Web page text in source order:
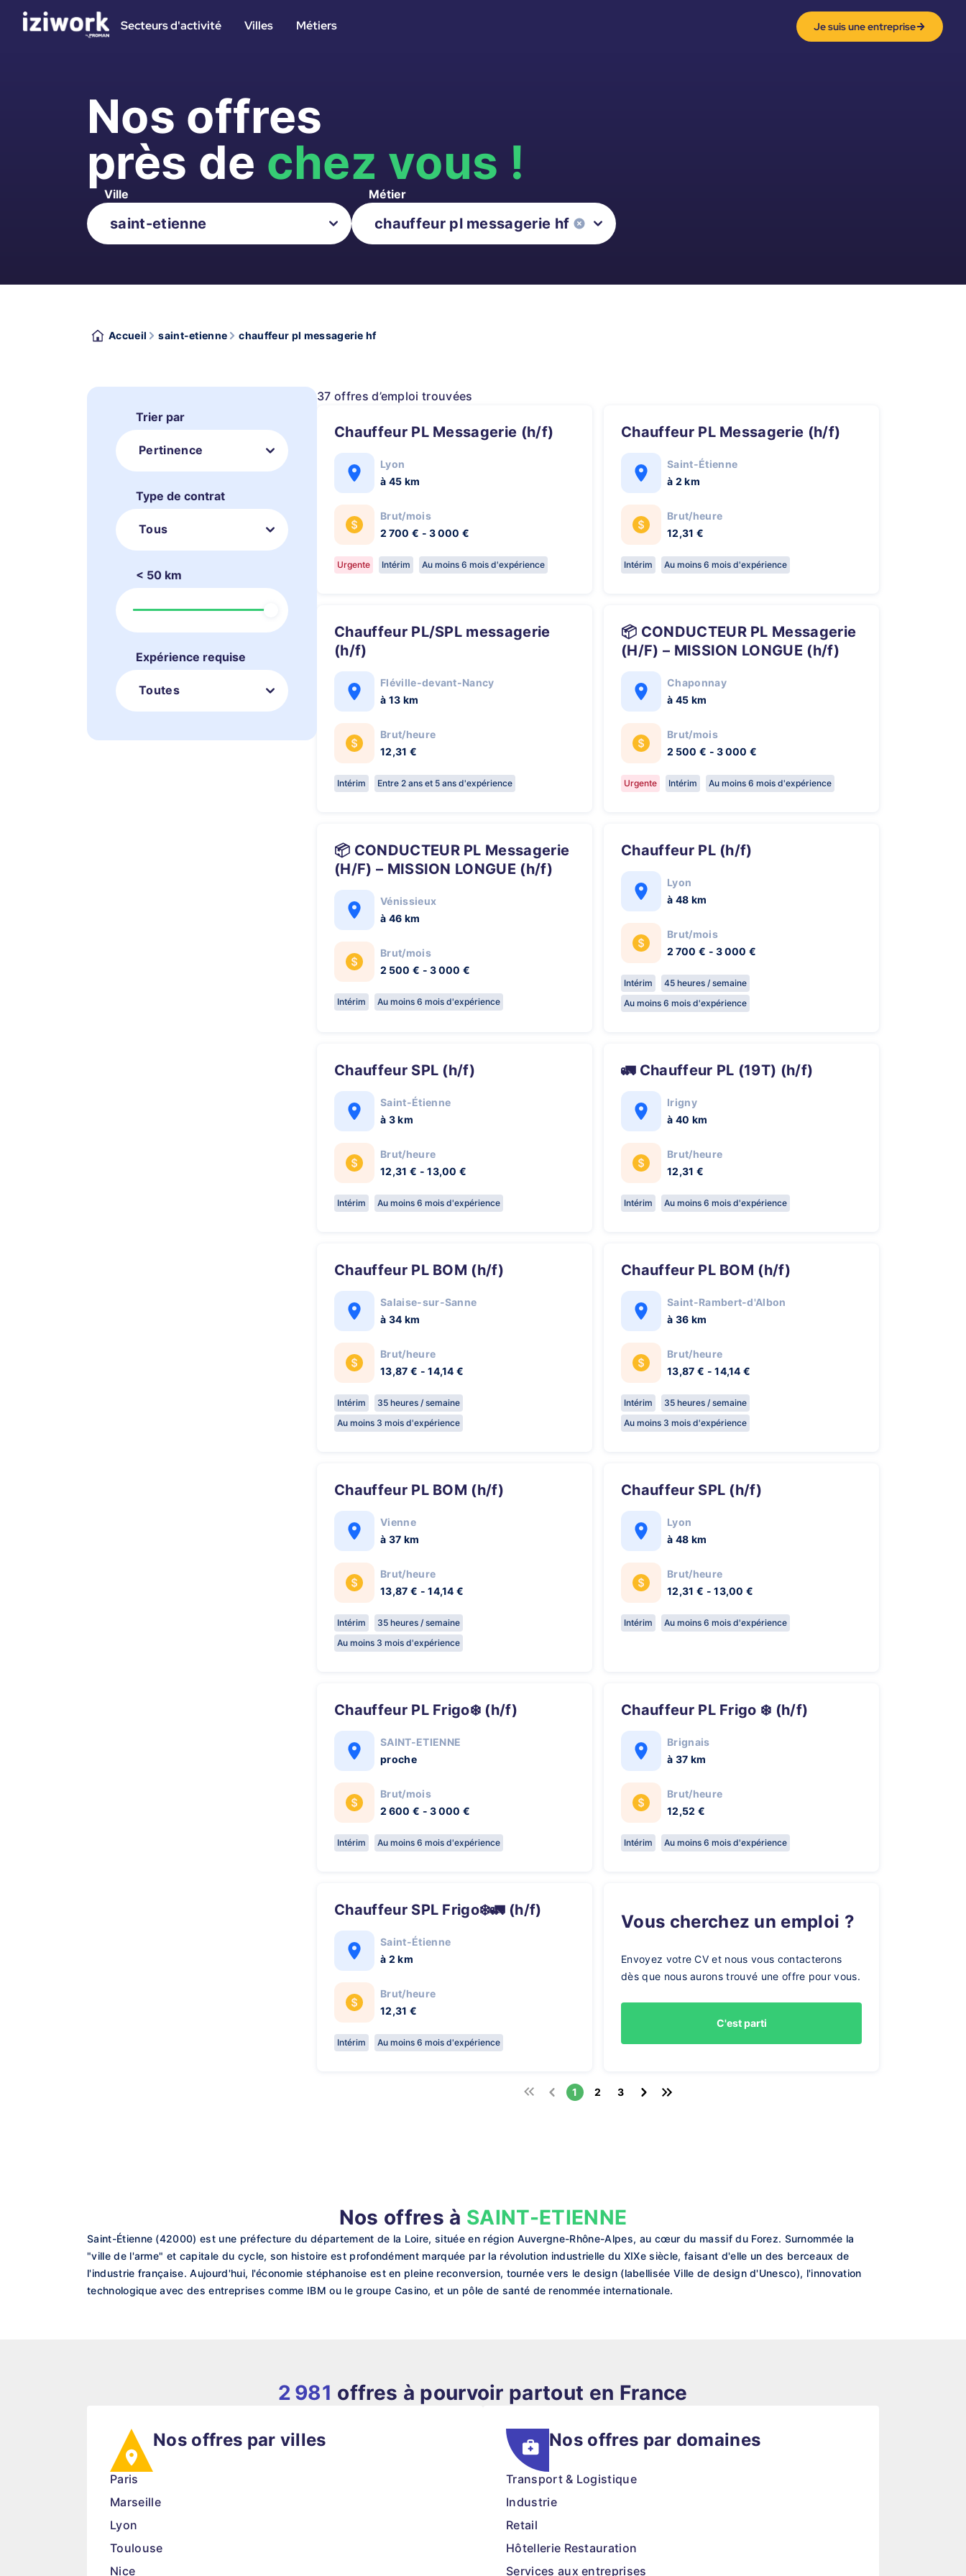
Secteurs d'activité Villes Métiers Je suis une entreprise
Nos offres
près de chez vous !
Ville Métier
Accueil saint-etienne chauffeur pl messagerie hf
Trier par
Pertinence
Type de contrat
Tous
< 50 km
Expérience requise
Toutes
37 offres d’emploi trouvées
Chauffeur PL Messagerie (h/f)
Lyon
à 45 km
Brut/mois
2 700 € - 3 000 €
Urgente Intérim Au moins 6 mois d'expérience
Chauffeur PL Messagerie (h/f)
Saint-Étienne
à 2 km
Brut/heure
12,31 €
Intérim Au moins 6 mois d'expérience
Chauffeur PL/SPL messagerie
(h/f)
Fléville-devant-Nancy
à 13 km
Brut/heure
12,31 €
Intérim Entre 2 ans et 5 ans d'expérience
📦 CONDUCTEUR PL Messagerie
(H/F) – MISSION LONGUE (h/f)
Chaponnay
à 45 km
Brut/mois
2 500 € - 3 000 €
Urgente Intérim Au moins 6 mois d'expérience
📦 CONDUCTEUR PL Messagerie
(H/F) – MISSION LONGUE (h/f)
Vénissieux
à 46 km
Brut/mois
2 500 € - 3 000 €
Intérim Au moins 6 mois d'expérience
Chauffeur PL (h/f)
Lyon
à 48 km
Brut/mois
2 700 € - 3 000 €
Intérim
45 heures / semaine
Au moins 6 mois d'expérience
Chauffeur SPL (h/f)
Saint-Étienne
à 3 km
Brut/heure
12,31 € - 13,00 €
Intérim Au moins 6 mois d'expérience
🚛 Chauffeur PL (19T) (h/f)
Irigny
à 40 km
Brut/heure
12,31 €
Intérim Au moins 6 mois d'expérience
Chauffeur PL BOM (h/f)
Salaise-sur-Sanne
à 34 km
Brut/heure
13,87 € - 14,14 €
Intérim
35 heures / semaine
Au moins 3 mois d'expérience
Chauffeur PL BOM (h/f)
Saint-Rambert-d'Albon
à 36 km
Brut/heure
13,87 € - 14,14 €
Intérim
35 heures / semaine
Au moins 3 mois d'expérience
Chauffeur PL BOM (h/f)
Vienne
à 37 km
Brut/heure
13,87 € - 14,14 €
Intérim
35 heures / semaine
Au moins 3 mois d'expérience
Chauffeur SPL (h/f)
Lyon
à 48 km
Brut/heure
12,31 € - 13,00 €
Intérim Au moins 6 mois d'expérience
Chauffeur PL Frigo❄️ (h/f)
SAINT-ETIENNE
proche
Brut/mois
2 600 € - 3 000 €
Intérim Au moins 6 mois d'expérience
Chauffeur PL Frigo ❄️ (h/f)
Brignais
à 37 km
Brut/heure
12,52 €
Intérim Au moins 6 mois d'expérience
Chauffeur SPL Frigo❄️🚛 (h/f)
Saint-Étienne
à 2 km
Brut/heure
12,31 €
Intérim Au moins 6 mois d'expérience
Vous cherchez un emploi ?
Envoyez votre CV et nous vous contacterons
dès que nous aurons trouvé une offre pour vous.
C'est parti
1 2 3
Nos offres à SAINT-ETIENNE
Saint-Étienne (42000) est une préfecture du département de la Loire, située en région Auvergne-Rhône-Alpes, au cœur du massif du Forez. Surnommée la
"ville de l'arme" et capitale du cycle, son histoire est profondément marquée par la révolution industrielle du XIXe siècle, faisant d'elle un des berceaux de
l'industrie française. Aujourd'hui, l'économie stéphanoise est en pleine reconversion, tournée vers le design (labellisée Ville de design d'Unesco), l'innovation
technologique avec des entreprises comme IBM ou le groupe Casino, et un pôle de santé de renommée internationale.
2 981 offres à pourvoir partout en France
Nos offres par villes
Paris
Marseille
Lyon
Toulouse
Nice
Nos offres par domaines
Transport & Logistique
Industrie
Retail
Hôtellerie Restauration
Services aux entreprises